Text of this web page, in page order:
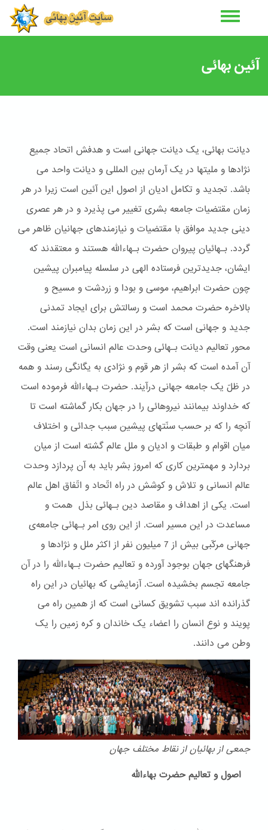
آئین بهائی
دیانت بهائی، یک دیانت جهانی است و هدفش اتحاد جمیع
نژادها و ملیتها در یک آرمان بین المللی و دیانت واحد می
باشد. تجدید و تکامل ادیان از اصول این آئین است زیرا در هر
زمان مقتضیات جامعه بشری تغییر می پذیرد و در هر عصری
دینی جدید موافق با مقتضیات و نیازمندهای جهانیان ظاهر می
گردد. بـهائیان پیروان حضرت بـهاءالله هستند و معتقدند که
ایشان، جدیدترین فرستاده الهی در سلسله پیامبران پیشین
چون حضرت ابراهیم، موسی و بودا و زردشت و مسیح و
بالاخره حضرت محمد است و رسالتش برای ایجاد تمدنی
جدید و جهانی است که بشر در این زمان بدان نیازمند است.
محور تعالیم دیانت بـهائی وحدت عالم انسانی است یعنی وقت
آن آمده است که بشر از هر قوم و نژادی به یگانگی رسند و همه
در ظلّ یک جامعه جهانی درآیند. حضرت بـهاءالله فرموده است
که خداوند بیمانند نیروهائی را در جهان بکار گماشته است تا
آنچه را که بر حسب سنّتهای پیشین سبب جدائی و اختلاف
میان اقوام و طبقات و ادیان و ملل عالم گشته است از میان
بردارد و مهمترین کاری که امروز بشر باید به آن پردازد وحدت
عالم انسانی و تلاش و کوشش در راه اتّحاد و اتّفاق اهل عالم
است. یکی از اهداف و مقاصد دین بـهائی بذل همت و
مساعدت در این مسیر است. از این روی امر بـهائی جامعه‌ی
جهانی مرکّبی بیش از 7 میلیون نفر از اکثر ملل و نژادها و
فرهنگهای جهان بوجود آورده و تعالیم حضرت بـهاءالله را در آن
جامعه تجسم بخشیده است. آزمایشی که بهائیان در این راه
گذرانده اند سبب تشویق کسانی است که از همین راه می
پویند و نوع انسان را اعضاء یک خاندان و کره زمین را یک
وطن می دانند.
جمعی از بهائیان از نقاط مختلف جهان
اصول و تعالیم حضرت بهاءالله